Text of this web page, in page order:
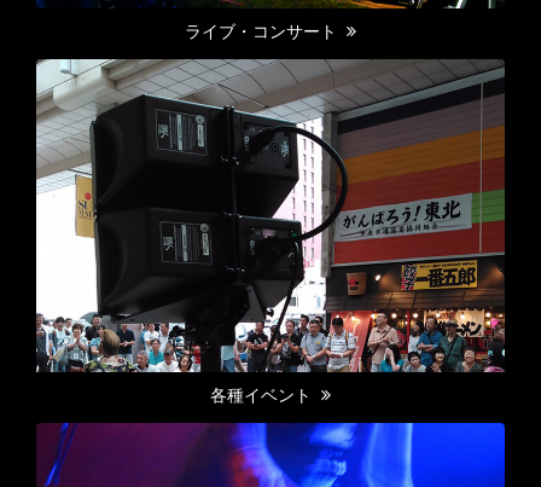
ライブ・コンサート
各種イベント